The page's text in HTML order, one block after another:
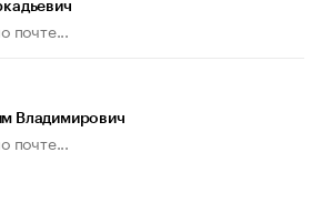
почте...
Владимирович
почте...